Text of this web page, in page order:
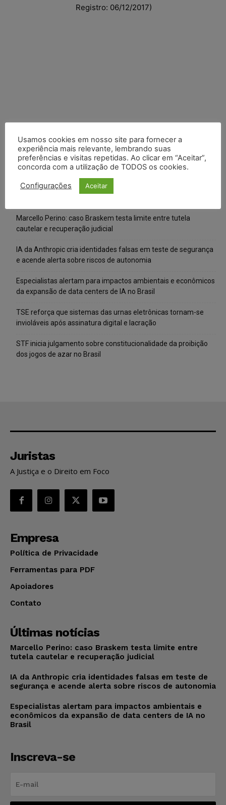
Registro: 06/12/2017)
Marcello Perino: caso Braskem testa limite entre tutela
cautelar e recuperação judicial
IA da Anthropic cria identidades falsas em teste de segurança
e acende alerta sobre riscos de autonomia
Especialistas alertam para impactos ambientais e econômicos
da expansão de data centers de IA no Brasil
TSE reforça que sistemas das urnas eletrônicas tornam-se
invioláveis após assinatura digital e lacração
STF inicia julgamento sobre constitucionalidade da proibição
dos jogos de azar no Brasil
Juristas
A Justiça e o Direito em Foco
Empresa
Política de Privacidade
Ferramentas para PDF
Apoiadores
Contato
Últimas notícias
Marcello Perino: caso Braskem testa limite entre
tutela cautelar e recuperação judicial
IA da Anthropic cria identidades falsas em teste de
segurança e acende alerta sobre riscos de autonomia
Especialistas alertam para impactos ambientais e
econômicos da expansão de data centers de IA no
Brasil
Inscreva-se
Usamos cookies em nosso site para fornecer a
experiência mais relevante, lembrando suas
preferências e visitas repetidas. Ao clicar em “Aceitar”,
concorda com a utilização de TODOS os cookies.
Configurações Aceitar